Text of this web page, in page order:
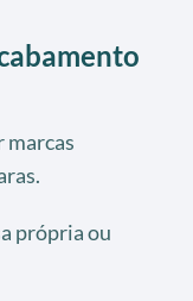
marcas
própria ou